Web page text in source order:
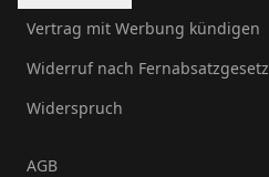
Vertrag mit Werbung kündigen
Widerruf nach Fernabsatzgesetz
Widerspruch
AGB